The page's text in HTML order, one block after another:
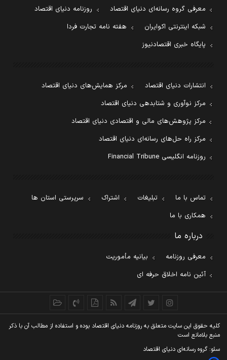
معرفی گروه رسانه‌ای دنیای اقتصاد
روزنامه دنیای اقتصاد
شبکه اینترنتی اکوایران
هفته نامه تجارت فردا
پایگاه خبری اقتصادنیوز
انتشارات دنیای اقتصاد
مرکز همایش‌های دنیای اقتصاد
مرکز نوآوری و شتابدهی دنیای اقتصاد
مرکز پژوهش‌های مالی و اقتصادی دنیای اقتصاد
مرکز راه حل‌های رسانه‌ای دنیای اقتصاد
روزنامه انگلیسی Financial Tribune
تماس با ما تبلیغات اشتراک
سرپرستی استان ها
همکاری با ما
درباره ما
معرفی روزنامه
بیانیه مأموریت
آئین نامه اخلاق حرفه ای
کليه حقوق اين سايت متعلق به روزنامه دنيای اقتصاد بوده و استفاده از مطالب آن با ذکر
منبع بلامانع است
سئو: گروه رسانه‌ای دنیای اقتصاد